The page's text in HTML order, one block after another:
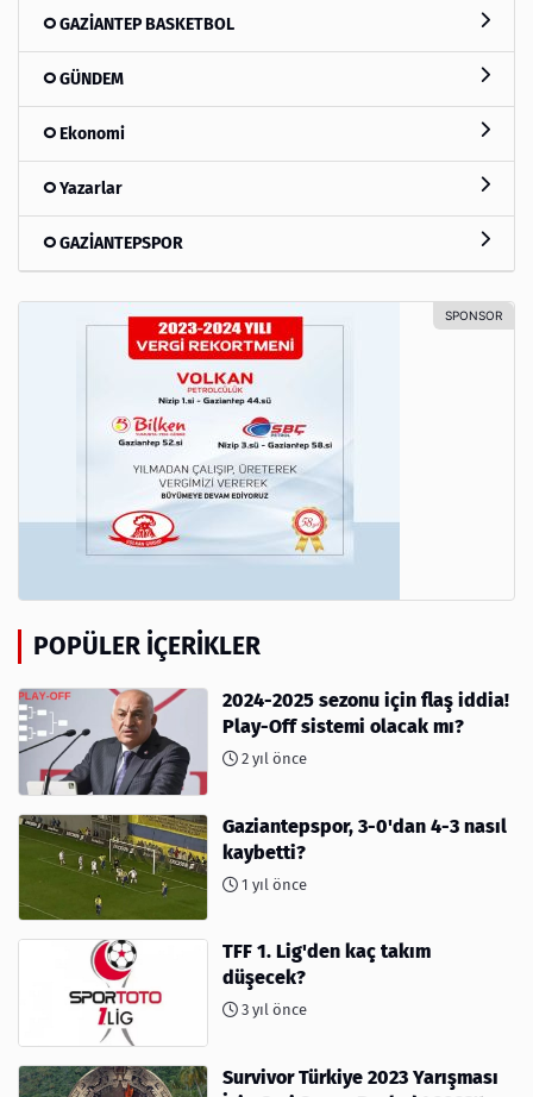
GAZİANTEP BASKETBOL
GÜNDEM
Ekonomi
Yazarlar
GAZİANTEPSPOR
POPÜLER İÇERIKLER
2024-2025 sezonu için flaş iddia!
Play-Off sistemi olacak mı?
2 yıl önce
Gaziantepspor, 3-0'dan 4-3 nasıl
kaybetti?
1 yıl önce
TFF 1. Lig'den kaç takım
düşecek?
3 yıl önce
Survivor Türkiye 2023 Yarışması